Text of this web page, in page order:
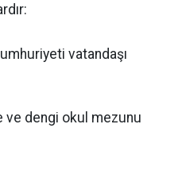
vatandaşı
ve dengi okul mezunu